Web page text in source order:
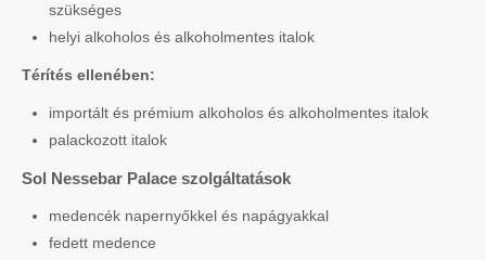
szükséges
helyi alkoholos és alkoholmentes italok
Térítés ellenében:
importált és prémium alkoholos és alkoholmentes italok
palackozott italok
Sol Nessebar Palace szolgáltatások
medencék napernyőkkel és napágyakkal
fedett medence